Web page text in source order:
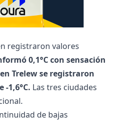
registraron valores
0,1°C con sensación
Trelew se registraron
-1,6°C. Las tres ciudades
de bajas